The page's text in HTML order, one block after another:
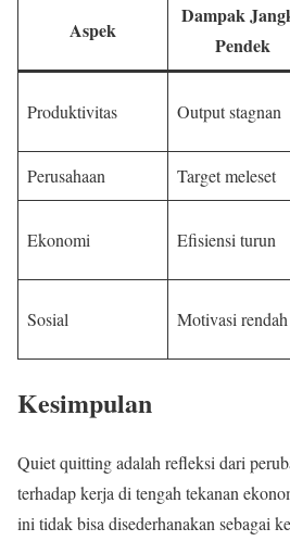
Aspek
Dampak
Pendek
Produktivitas Output stagnan
Perusahaan Target meleset
Ekonomi Efisiensi turun
Sosial Motivasi rendah
Kesimpulan
Quiet quitting adalah refleksi dari
terhadap kerja di tengah tekanan
ini tidak bisa disederhanakan sebagai